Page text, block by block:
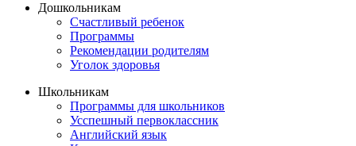
Дошкольникам
Счастливый ребенок
Программы
Рекомендации родителям
Уголок здоровья
Школьникам
Программы для школьников
Усспешный первоклассник
Английский язык